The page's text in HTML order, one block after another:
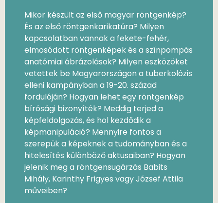
Mikor készült az első magyar röntgenkép?
És az első röntgenkarikatúra? Milyen
kapcsolatban vannak a fekete-fehér,
elmosódott röntgenképek és a színpompás
anatómiai ábrázolások? Milyen eszközöket
vetettek be Magyarországon a tuberkolózis
elleni kampányban a 19-20. század
fordulóján? Hogyan lehet egy röntgenkép
bírósági bizonyíték? Meddig terjed a
képfeldolgozás, és hol kezdődik a
képmanipuláció? Mennyire fontos a
szerepük a képeknek a tudományban és a
hitelesítés különböző aktusaiban? Hogyan
jelenik meg a röntgensugárzás Babits
Mihály, Karinthy Frigyes vagy József Attila
műveiben?